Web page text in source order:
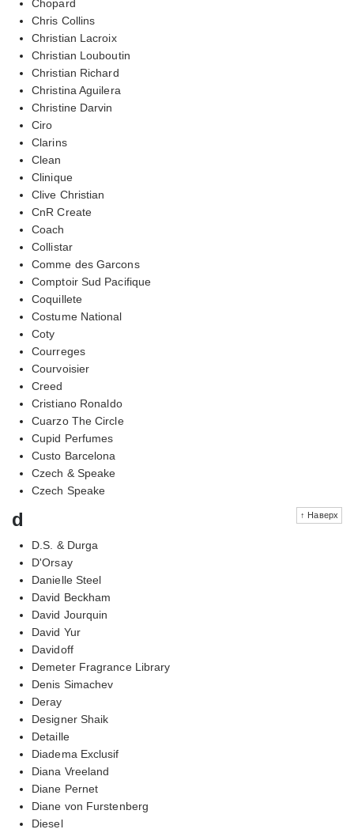
Chopard
Chris Collins
Christian Lacroix
Christian Louboutin
Christian Richard
Christina Aguilera
Christine Darvin
Ciro
Clarins
Clean
Clinique
Clive Christian
CnR Create
Coach
Collistar
Comme des Garcons
Comptoir Sud Pacifique
Coquillete
Costume National
Coty
Courreges
Courvoisier
Creed
Cristiano Ronaldo
Cuarzo The Circle
Cupid Perfumes
Custo Barcelona
Czech & Speake
Czech Speake
↑ Наверх
d
D.S. & Durga
D'Orsay
Danielle Steel
David Beckham
David Jourquin
David Yur
Davidoff
Demeter Fragrance Library
Denis Simachev
Deray
Designer Shaik
Detaille
Diadema Exclusif
Diana Vreeland
Diane Pernet
Diane von Furstenberg
Diesel